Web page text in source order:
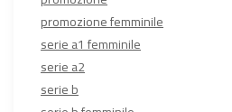
promozione femminile
serie a1 femminile
serie a2
serie b